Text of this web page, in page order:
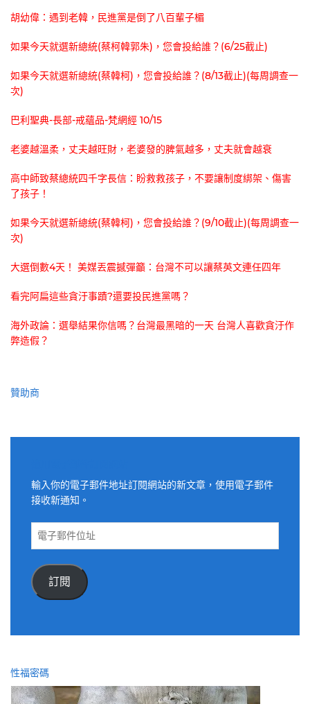
胡幼偉：遇到老韓，民進黨是倒了八百輩子楣
如果今天就選新總統(蔡柯韓郭朱)，您會投給誰？(6/25截止)
如果今天就選新總統(蔡韓柯)，您會投給誰？(8/13截止)(每周調查一
次)
巴利聖典-長部-戒蘊品-梵網經 10/15
老婆越溫柔，丈夫越旺財，老婆發的脾氣越多，丈夫就會越衰
高中師致蔡總統四千字長信：盼救救孩子，不要讓制度綁架、傷害
了孩子！
如果今天就選新總統(蔡韓柯)，您會投給誰？(9/10截止)(每周調查一
次)
大選倒數4天！ 美媒丟震撼彈籲：台灣不可以讓蔡英文連任四年
看完阿扁這些貪汙事蹟?還要投民進黨嗎？
海外政論：選舉結果你信嗎？台灣最黑暗的一天 台灣人喜歡貪汙作
弊造假？
贊助商
輸入你的電子郵件地址訂閱網站的新文章，使用電子郵件
接收新通知。
電
件
位
訂閱
性福密碼